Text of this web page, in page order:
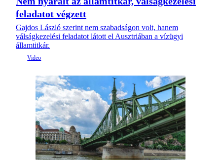
feladatot végzett
Gajdos László szerint nem szabadságon volt, hanem
válságkezelési feladatot látott el Ausztriában a vízügyi
államtitkár.